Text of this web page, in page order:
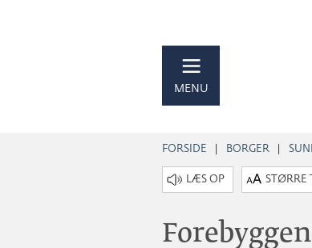
MENU
FORSIDE BORGER
STØRRE